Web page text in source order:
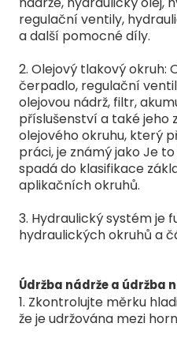
regulační ventily,
a další pomocné díly.
2. Olejový tlakový okruh:
čerpadlo, regulační
olejovou nádrž, filtr,
příslušenství a také jeho
olejového okruhu, který
práci, je známý jako Je
spadá do klasifikace
aplikačních okruhů.
3. Hydraulický systém je
hydraulických okruhů a
Údržba nádrže a údržba
1. Zkontrolujte měrku
že je udržována mezi